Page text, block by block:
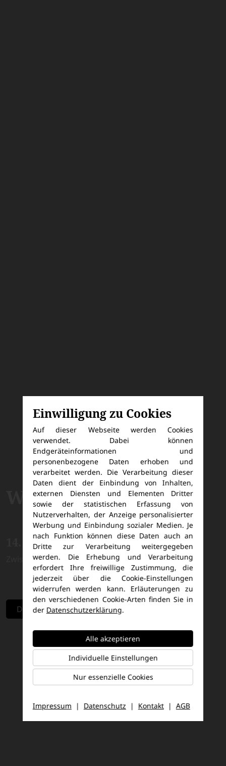
Warnemünde
14. bis 22. März 2027
Zwischen Küstenflair und Frühlingssonne
Direkt zur Reise
Einwilligung zu Cookies
Auf dieser Webseite werden Cookies
verwendet. Dabei können
Endgeräteinformationen und
personenbezogene Daten erhoben und
verarbeitet werden. Die Verarbeitung dieser
Daten dient der Einbindung von Inhalten,
externen Diensten und Elementen Dritter
sowie der statistischen Erfassung von
Nutzerverhalten, der Anzeige personalisierter
Werbung und Einbindung sozialer Medien. Je
nach Funktion können diese Daten auch an
Dritte zur Verarbeitung weitergegeben
werden. Die Erhebung und Verarbeitung
erfordert Ihre freiwillige Zustimmung, die
jederzeit über die Cookie-Einstellungen
widerrufen werden kann. Erläuterungen zu
den verschiedenen Cookie-Arten finden Sie in
der Datenschutzerklärung.
Alle akzeptieren
Individuelle Einstellungen
Nur essenzielle Cookies
Impressum | Datenschutz | Kontakt|AGB